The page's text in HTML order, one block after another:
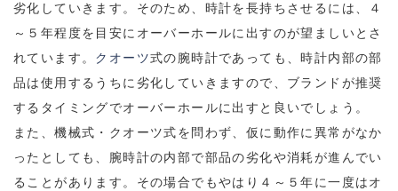
劣化していきます。そのため、時計を長持ちさせるには、４
～５年程度を目安にオーバーホールに出すのが望ましいとさ
れています。 クオーツ式の腕時計であっても、時計内部の部
品は使用するうちに劣化していきますので、ブランドが推奨
するタイミングでオーバーホールに出すと良いでしょう。
また、機械式・クオーツ式を問わず、仮に動作に異常がなか
ったとしても、腕時計の内部で部品の劣化や消耗が進んでい
ることがあります。その場合でもやはり４～５年に一度はオ